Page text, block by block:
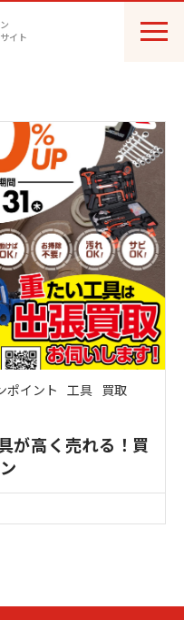
イト
ポイント 工具 買取
が高く売れる！買